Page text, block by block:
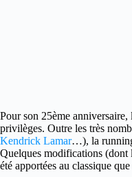
Pour son 25ème anniversaire,
privilèges. Outre les très
Kendrick Lamar…), la
Quelques modifications (dont
été apportées au classique